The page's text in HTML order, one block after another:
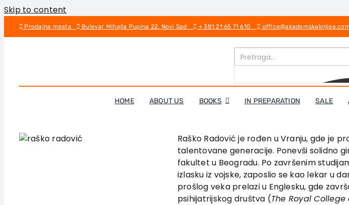
Skip to content
Prodajna mesta Bulevar Mihajla Pupina 22, Novi Sad + 381 21 65 71 610
HOME ABOUT US BOOKS IN PREPARATION SALE
Raško Radović je rođen u Vranju, gde je
talentovane generacije. Ponevši solidno
fakultet u Beogradu. Po završenim
izlasku iz vojske, zaposlio se kao lekar u
prošlog veka prelazi u Englesku, gde
psihijatrijskog društva (The Royal